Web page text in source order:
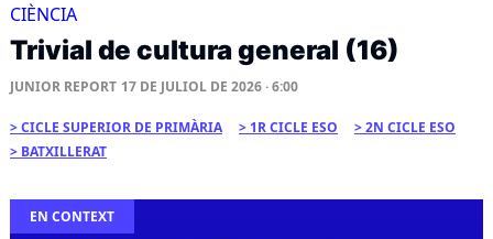
CIÈNCIA
Trivial de cultura general (16)
JUNIOR REPORT 17 DE JULIOL DE 2026 · 6:00
CICLE SUPERIOR DE PRIMÀRIA 1R CICLE ESO
2N CICLE ESO
BATXILLERAT
EN CONTEXT